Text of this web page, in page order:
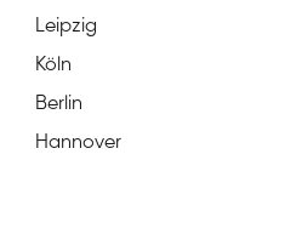
Leipzig
Köln
Berlin
Hannover